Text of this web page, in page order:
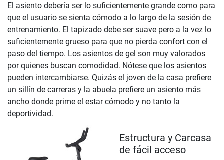
El asiento debería ser lo suficientemente grande como para
que el usuario se sienta cómodo a lo largo de la sesión de
entrenamiento. El tapizado debe ser suave pero a la vez lo
suficientemente grueso para que no pierda confort con el
paso del tiempo. Los asientos de gel son muy valorados
por quienes buscan comodidad. Nótese que los asientos
pueden intercambiarse. Quizás el joven de la casa prefiere
un sillín de carreras y la abuela prefiere un asiento más
ancho donde prime el estar cómodo y no tanto la
deportividad.
Estructura y Carcasa
de fácil acceso